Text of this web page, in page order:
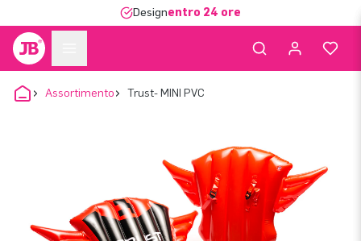
Designentro 24 ore
Assortimento Trust- MINI PVC